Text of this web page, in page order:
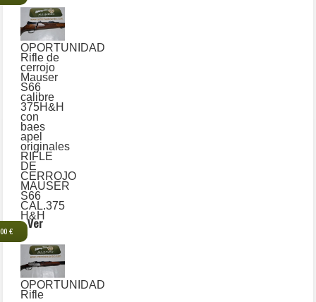
OPORTUNIDAD
Rifle de
cerrojo
Mauser
S66
calibre
375H&H
con
baes
apel
originales
RIFLE
DE
CERROJO
MAUSER
S66
CAL.375
H&H
€
Ver
OPORTUNIDAD
Rifle